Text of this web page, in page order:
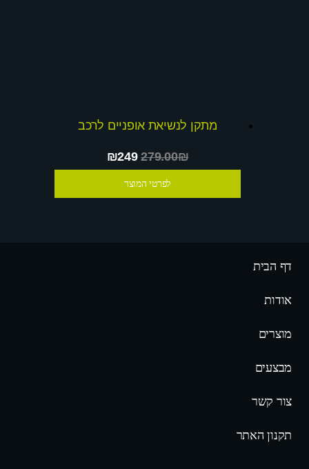
מתקן לנשיאת אופניים לרכב
₪249279.00₪
לפרטי המוצר
דף הבית
אודות
מוצרים
מבצעים
צור קשר
תקנון האתר